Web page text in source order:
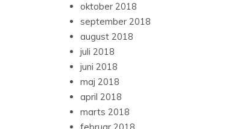
oktober 2018
september 2018
august 2018
juli 2018
juni 2018
maj 2018
april 2018
marts 2018